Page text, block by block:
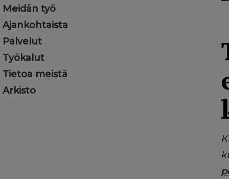
Meidän työ
Ajankohtaista
Palvelut
Työkalut
Tietoa meistä
Arkisto